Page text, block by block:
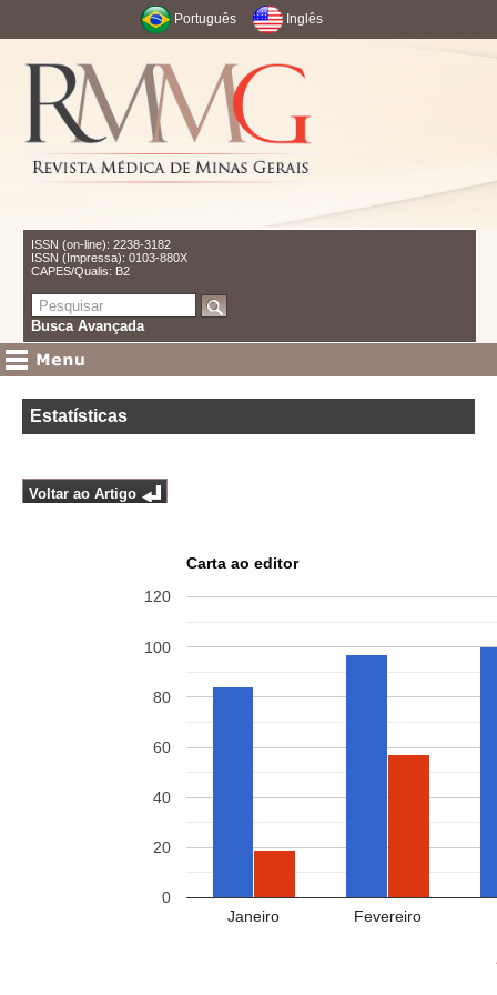
Português Inglês
ISSN (on-line): 2238-3182
ISSN (Impressa): 0103-880X
CAPES/Qualis: B2
Busca Avançada
Estatísticas
Voltar ao Artigo
Carta ao editor
Janeiro Fevereiro
0
20
40
60
80
100
120